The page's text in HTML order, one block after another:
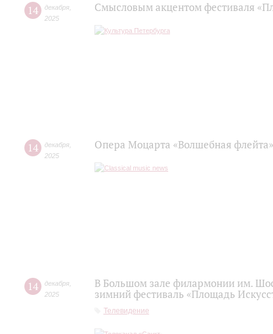
14 декабря
2025
Смысловым акцентом фестиваля
14 декабря
2025
Опера Моцарта «Волшебная
14 декабря
2025
В Большом зале филармонии им.
зимний фестиваль «Площадь
Телевидение